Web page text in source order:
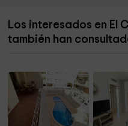
Parròquia Puríssima Xiqueta i
Los interesados en El
también han